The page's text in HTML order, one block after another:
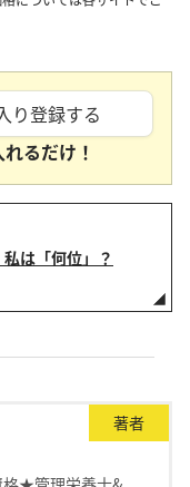
り登録する
るだけ！
は「何位」？
著者